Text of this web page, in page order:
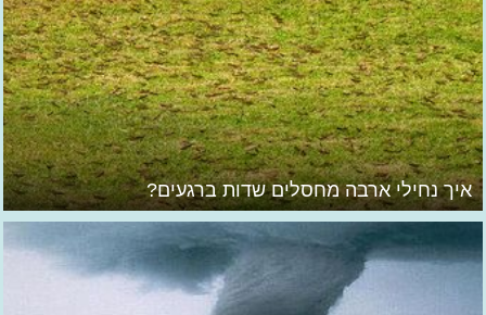
איך נחילי ארבה מחסלים שדות ברגעים?